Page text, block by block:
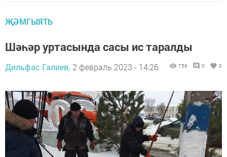
ҖӘМГЫЯТЬ
Шәһәр уртасында сасы ис таралды
Дильфас Галиев, 2 февраль 2023 - 14:26 756 0 0